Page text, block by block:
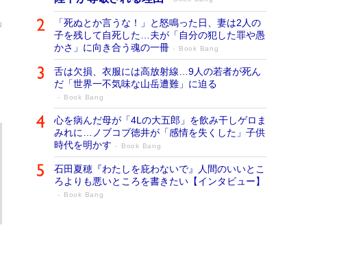
「死ぬとか言うな！」と怒鳴った日、妻は2人の
子を残して自死した…夫が「自分の犯した罪や愚
かさ」に向き合う魂の一冊
Book Bang
舌は欠損、衣服には高放射線…9人の若者が死ん
だ「世界一不気味な山岳遭難」に迫る
Book Bang
心を病んだ母が「4Lの大五郎」を飲み干しゲロま
みれに…ノブコブ徳井が「感情を失くした」子供
時代を明かす
Book Bang
石田夏穂『わたしを庇わないで』人間のいいとこ
ろよりも悪いところを書きたい【インタビュー】
Book Bang